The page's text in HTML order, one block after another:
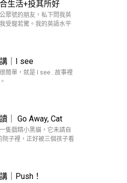
生活+投其所好
眾號的朋友，私下問我英
受寵若驚。我的英語水平
｜I see
簡單，就是 I see…故事裡
｜ Go Away, Cat
隻戲精小黑貓，它未請自
院子裡，正好被三個孩子看
｜Push！